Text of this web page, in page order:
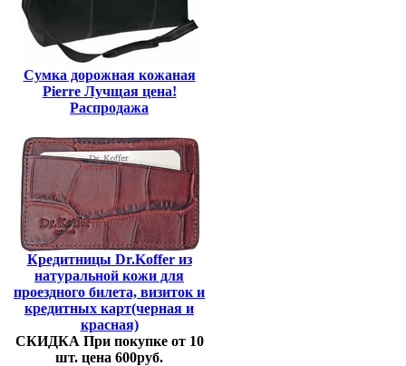
Сумка дорожная кожаная
Pierre Лучщая цена!
Распродажа
Кредитницы Dr.Koffer из
натуральной кожи для
проездного билета, визиток и
кредитных карт(черная и
красная)
СКИДКА При покупке от 10
шт. цена 600руб.